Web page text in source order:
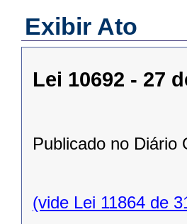
Exibir Ato
Lei 10692 - 27
Publicado no Diário
(vide Lei 11864 de